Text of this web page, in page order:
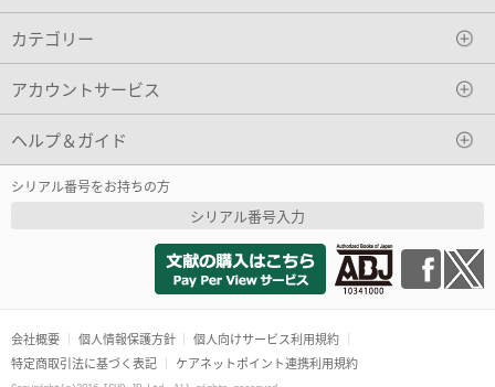
カテゴリー
アカウントサービス
ヘルプ＆ガイド
シリアル番号をお持ちの方
シリアル番号入力
会社概要 個人情報保護方針
個人向けサービス利用規約
特定商取引法に基づく表記
ケアネットポイント連携利用規約